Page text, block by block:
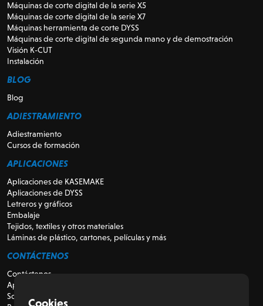
Máquinas de corte digital de la serie X5
Máquinas de corte digital de la serie X7
Máquinas herramienta de corte DYSS
Máquinas de corte digital de segunda mano y de demostración
Visión K-CUT
Instalación
BLOG
Blog
ADIESTRAMIENTO
Adiestramiento
Cursos de formación
APLICACIONES
Aplicaciones de KASEMAKE
Aplicaciones de DYSS
Letreros y gráficos
Embalaje
Tejidos, textiles y otros materiales
Láminas de plástico, cartones, películas y más
CONTÁCTENOS
Contáctenos
Apoyo
Sobre nosotros
Cookies